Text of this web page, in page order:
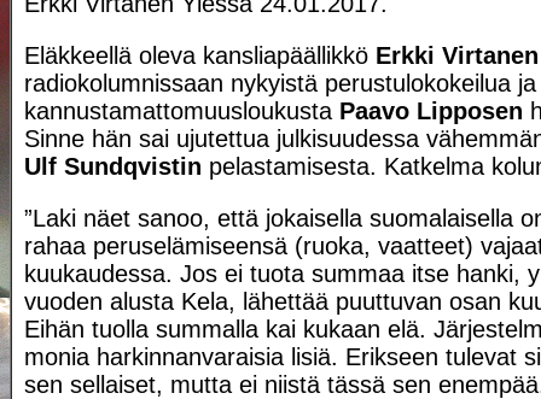
Eläkkeellä oleva kansliapäällikkö Erkki Virtanen
radiokolumnissaan nykyistä perustulokokeilua
kannustamattomuusloukusta Paavo Lipposen
Sinne hän sai ujutettua julkisuudessa
Ulf Sundqvistin pelastamisesta. Katkelma
”Laki näet sanoo, että jokaisella suomalaisella
rahaa peruselämiseensä (ruoka, vaatteet)
kuukaudessa. Jos ei tuota summaa itse hanki,
vuoden alusta Kela, lähettää puuttuvan osan
Eihän tuolla summalla kai kukaan elä.
monia harkinnanvaraisia lisiä. Erikseen tulevat
sen sellaiset, mutta ei niistä tässä sen